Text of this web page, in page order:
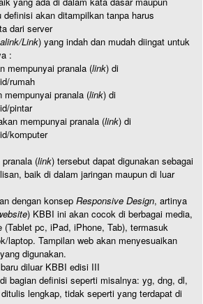
definisi akan ditampilkan tanpa harus
dari server
Link) yang indah dan mudah diingat untuk
:
mempunyai pranala (link) di
rumah
mempunyai pranala (link) di
pintar
mempunyai pranala (link) di
komputer
(link) tersebut dapat digunakan sebagai
baik di dalam jaringan maupun di luar
dengan konsep Responsive Design, artinya
) KBBI ini akan cocok di berbagai media,
(Tablet pc, iPad, iPhone, Tab), termasuk
laptop. Tampilan web akan menyesuaikan
digunakan.
diluar KBBI edisi III
bagian definisi seperti misalnya: yg, dng, dl,
lengkap, tidak seperti yang terdapat di